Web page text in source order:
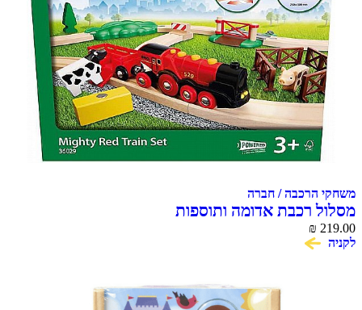
משחקי הרכבה / חברה
מסלול רכבת אדומה ותוספות
₪ 219.00
לקניה